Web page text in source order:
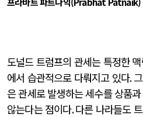
도널드 트럼프의 관세는 특정한
에서 습관적으로 다뤄지고 있다.
은 관세로 발생하는 세수를 상품
않는다는 점이다.다른 나라들도